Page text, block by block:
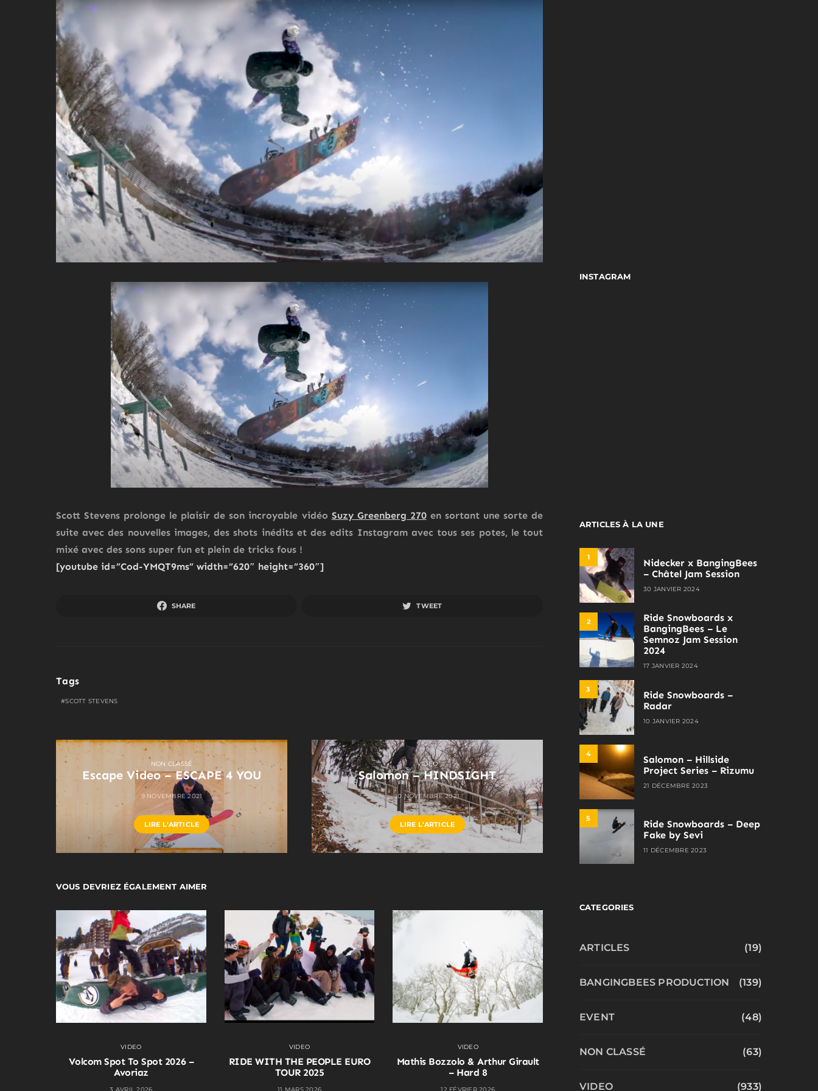
Scott Stevens prolonge le plaisir de son incroyable vidéo Suzy Greenberg 270en sortant une sorte de
suite avec des nouvelles images, des shots inédits et des edits Instagram avec tous ses potes, le tout
mixé avec des sons super fun et plein de tricks fous !
[youtube id=”Cod-YMQT9ms” width=”620″ height=”360″]
SHARE TWEET
Tags
SCOTT STEVENS
NON CLASSÉ
Escape Video – ESCAPE 4 YOU
9 NOVEMBRE 2021
LIRE L'ARTICLE
VIDEO
Salomon – HINDSIGHT
10 NOVEMBRE 2021
LIRE L'ARTICLE
VOUS DEVRIEZ ÉGALEMENT AIMER
VIDEO
Volcom Spot To Spot 2026 –
Avoriaz
VIDEO
RIDE WITH THE PEOPLE EURO
TOUR 2025
VIDEO
Mathis Bozzolo & Arthur Girault
– Hard 8
INSTAGRAM
ARTICLES À LA UNE
1
Nidecker x BangingBees
– Châtel Jam Session
30 JANVIER 2024
2
Ride Snowboards x
BangingBees – Le
Semnoz Jam Session
2024
17 JANVIER 2024
3
Ride Snowboards –
Radar
10 JANVIER 2024
4
Salomon – Hillside
Project Series – Rizumu
21 DÉCEMBRE 2023
5
Ride Snowboards – Deep
Fake by Sevi
11 DÉCEMBRE 2023
CATEGORIES
ARTICLES (19)
BANGINGBEES PRODUCTION (139)
EVENT (48)
NON CLASSÉ (63)
VIDEO (933)